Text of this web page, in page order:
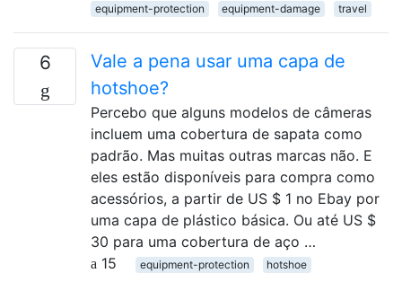
equipment-protection
equipment-damage travel
6
Vale a pena usar uma capa de
hotshoe?
Percebo que alguns modelos de câmeras
incluem uma cobertura de sapata como
padrão. Mas muitas outras marcas não. E
eles estão disponíveis para compra como
acessórios, a partir de US $ 1 no Ebay por
uma capa de plástico básica. Ou até US $
30 para uma cobertura de aço …
15
equipment-protection hotshoe